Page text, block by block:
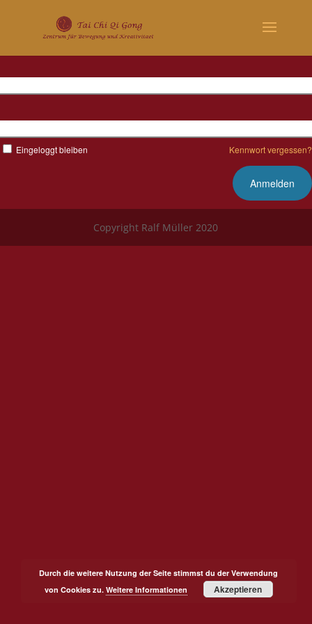
Eingeloggt bleiben Kennwort vergessen?
Copyright Ralf Müller 2020
Durch die weitere Nutzung der Seite stimmst du der Verwendung
von Cookies zu. Weitere Informationen Akzeptieren